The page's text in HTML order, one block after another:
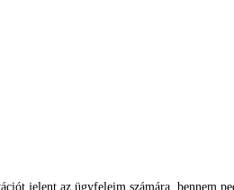
jelent az ügyfeleim számára, bennem